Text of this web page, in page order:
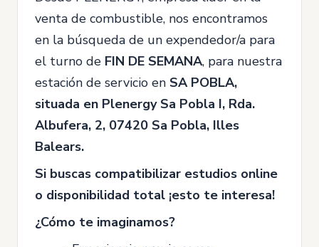
venta de combustible, nos encontramos
en la búsqueda de un expendedor/a para
el turno de FIN DE SEMANA, para nuestra
estación de servicio en SA POBLA,
situada en Plenergy Sa Pobla I, Rda.
Albufera, 2, 07420 Sa Pobla, Illes
Balears.
Si buscas compatibilizar estudios online
o disponibilidad total ¡esto te interesa!
¿Cómo te imaginamos?